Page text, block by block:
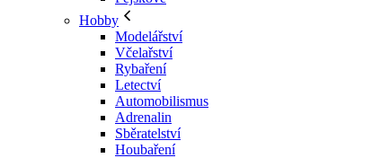
Hobby
Modelářství
Včelařství
Rybaření
Letectví
Automobilismus
Adrenalin
Sběratelství
Houbaření